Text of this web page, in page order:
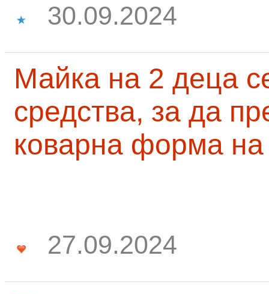
30.09.2024
Майка на 2 деца
средства, за да
коварна форма на
27.09.2024